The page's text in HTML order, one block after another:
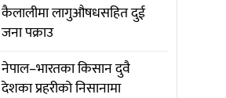
कैलालीमा लागुऔषधसहित दुई
जना पक्राउ
नेपाल–भारतका किसान दुवै
देशका प्रहरीको निसानामा